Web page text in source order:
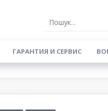
ГАРАНТИЯ И СЕРВИС